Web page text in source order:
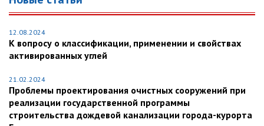
12.08.2024
К вопросу о классификации, применении и свойствах
активированных углей
21.02.2024
Проблемы проектирования очистных сооружений при
реализации государственной программы
строительства дождевой канализации города-курорта